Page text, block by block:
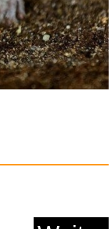
Anzeige